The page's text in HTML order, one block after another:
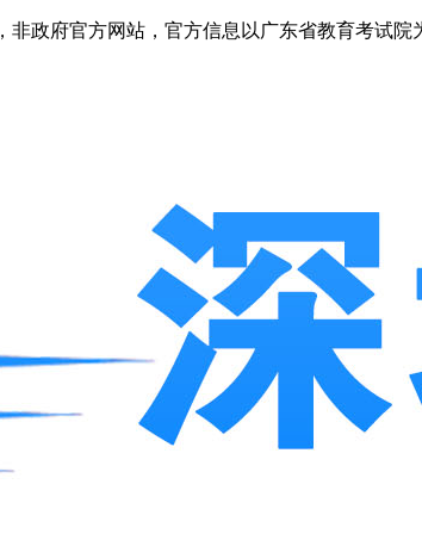
政府官方网站，官方信息以广东省教育考试院